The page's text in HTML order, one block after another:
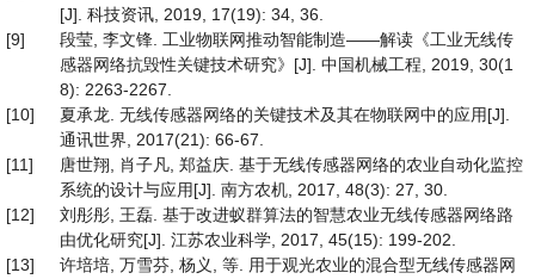
[J]. 科技资讯, 2019, 17(19): 34, 36.
[9]
段莹, 李文锋. 工业物联网推动智能制造——解读《工业无线传
感器网络抗毁性关键技术研究》[J]. 中国机械工程, 2019, 30(1
8): 2263-2267.
[10]
夏承龙. 无线传感器网络的关键技术及其在物联网中的应用[J].
通讯世界, 2017(21): 66-67.
[11]
唐世翔, 肖子凡, 郑益庆. 基于无线传感器网络的农业自动化监控
系统的设计与应用[J]. 南方农机, 2017, 48(3): 27, 30.
[12]
刘彤彤, 王磊. 基于改进蚁群算法的智慧农业无线传感器网络路
由优化研究[J]. 江苏农业科学, 2017, 45(15): 199-202.
[13]
许培培, 万雪芬, 杨义, 等. 用于观光农业的混合型无线传感器网